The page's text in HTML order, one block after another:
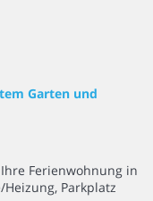
Garten und
Ferienwohnung in
Parkplatz